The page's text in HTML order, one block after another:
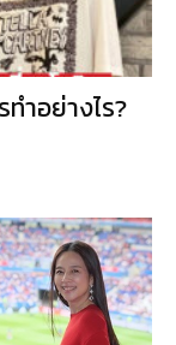
ทำอย่างไร?